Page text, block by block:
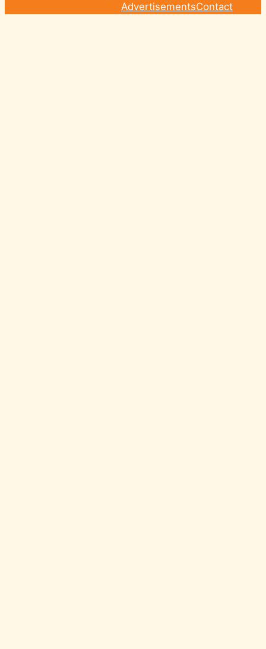
AdvertisementsContact